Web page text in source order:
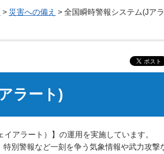
> 災害への備え > 全国瞬時警報システム(Jア
ラート)
アラート）】の運用を実施しています。
別警報など一刻を争う気象情報や武力攻撃